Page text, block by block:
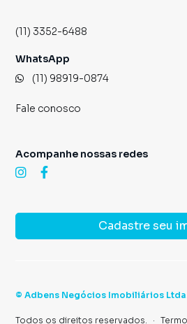
(11) 3352-6488
WhatsApp
(11) 98919-0874
Fale conosco
Cadastre seu
Acompanhe nossas redes
© Adbens Negócios Imobiliários Ltda
Todos os direitos reservados. ·